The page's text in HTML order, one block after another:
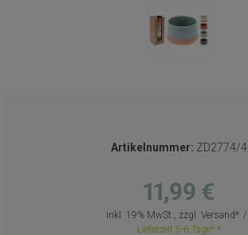
Artikelnummer: ZD2774/4
11,99 €
inkl. 19% MwSt., zzgl. Versand
Lieferzeit 5-6 Tage*